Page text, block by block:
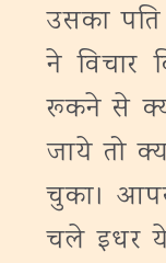
उसका
ने विचार
रूकने से
जाये तो
चुका।
चले इधर